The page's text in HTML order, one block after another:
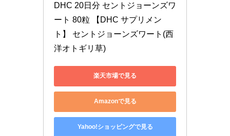
DHC 20日分 セントジョーンズワ
ート 80粒 【DHC サプリメン
ト】 セントジョーンズワート(西
洋オトギリ草)
楽天市場で見る
Amazonで見る
Yahoo!ショッピングで見る